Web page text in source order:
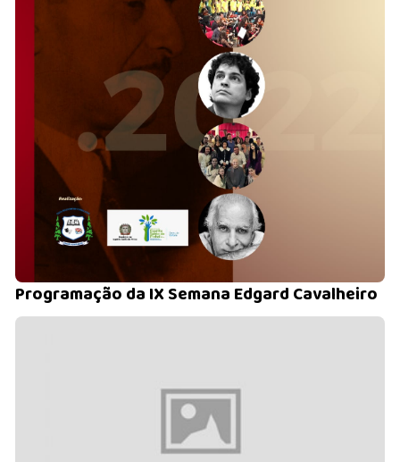
Programação da IX Semana Edgard Cavalheiro